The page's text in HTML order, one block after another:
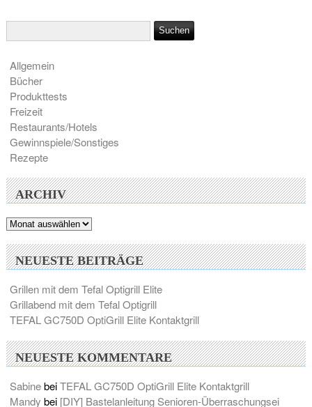
Allgemein
Bücher
Produkttests
Freizeit
Restaurants/Hotels
Gewinnspiele/Sonstiges
Rezepte
ARCHIV
Archiv
NEUESTE BEITRÄGE
Grillen mit dem Tefal Optigrill Elite
Grillabend mit dem Tefal Optigrill
TEFAL GC750D OptiGrill Elite Kontaktgrill
NEUESTE KOMMENTARE
SabinebeiTEFAL GC750D OptiGrill Elite Kontaktgrill
Mandy bei [DIY] Bastelanleitung Senioren-Überraschungsei